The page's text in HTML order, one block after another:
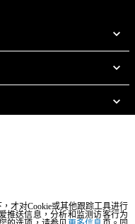
n°04230750285 -
才对Cookie或其他跟踪工具进行
推送信息，分析和监测访客行为